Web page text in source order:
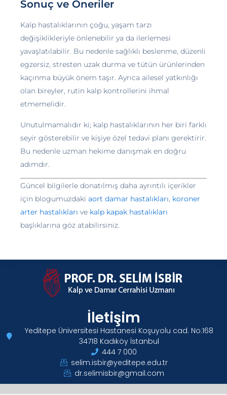
Sonuç ve Öneriler
Kalp hastalıklarının çoğu, yaşam tarzı
değişiklikleriyle önlenebilir ya da ilerlemesi
yavaşlatılabilir. Bu nedenle sağlıklı beslenme, düzenli
egzersiz, stresten uzak durma ve tütün ürünlerinden
kaçınma büyük önem taşır. Ayrıca ailesel yatkınlığı
olan bireyler, rutin kalp kontrollerini ihmal
etmemelidir.
Unutulmamalıdır ki; kalp hastalıklarının her biri farklı
seyir gösterebilir ve kişiye özel tedavi planı gerektirir.
Bu nedenle uzman hekime danışmak en doğru
adımdır.
Güncel bilgilerle donatılmış daha ayrıntılı içerikler
için blogumuzdaki aort damar hastalıkları, koroner
arter hastalıkları ve kalp kapak hastalıkları
başlıklarına göz atabilirsiniz.
İletişim
Yeditepe Üniversitesi Hastanesi Koşuyolu cad. No:168
34718 Kadıköy İstanbul
444 7 000
selim.isbir@yeditepe.edu.tr
dr.selimisbir@gmail.com